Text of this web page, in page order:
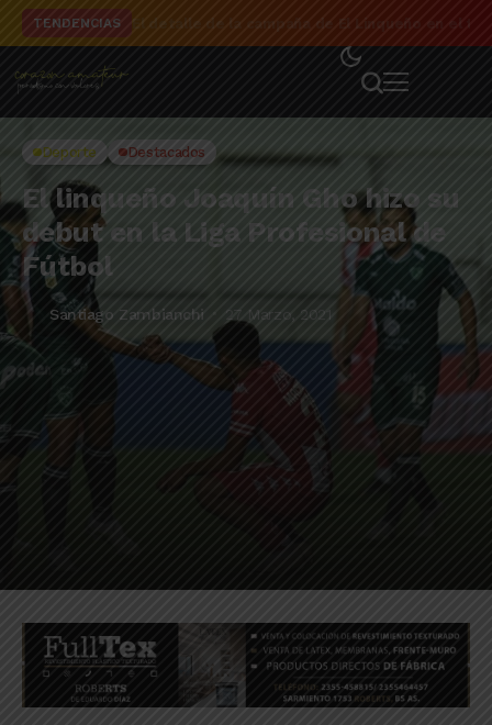
TENDENCIAS El detalle de la campaña de El Linqueño en el
Deporte Destacados
El linqueño Joaquín Gho hizo su
debut en la Liga Profesional de
Fútbol
Santiago Zambianchi 27 Marzo, 2021